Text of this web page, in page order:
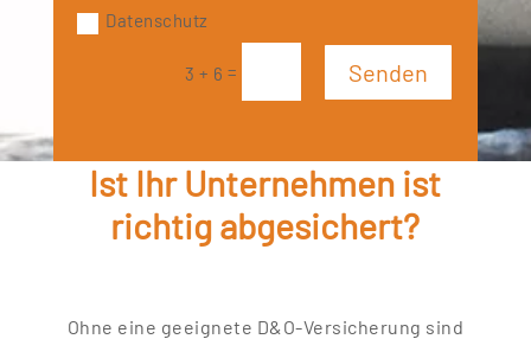
Datenschutz
3 + 6 = Senden
Ist Ihr Unternehmen ist
richtig abgesichert?
Ohne eine geeignete D&O-Versicherung sind